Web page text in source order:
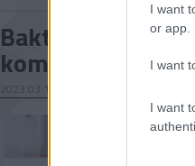
I want
or app.
I want
I want
Baktériumokból
kompozitokat
2023.03.10. 08:00
Az